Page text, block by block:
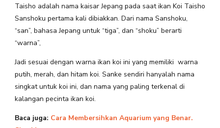
Taisho adalah nama kaisar Jepang pada saat ikan Koi Taisho
Sanshoku pertama kali dibiakkan. Dari nama Sanshoku,
“san”, bahasa Jepang untuk “tiga”, dan “shoku” berarti
“warna”,
Jadi sesuai dengan warna ikan koi ini yang memiliki warna
putih, merah, dan hitam koi. Sanke sendiri hanyalah nama
singkat untuk koi ini, dan nama yang paling terkenal di
kalangan pecinta ikan koi.
Baca juga: Cara Membersihkan Aquarium yang Benar.